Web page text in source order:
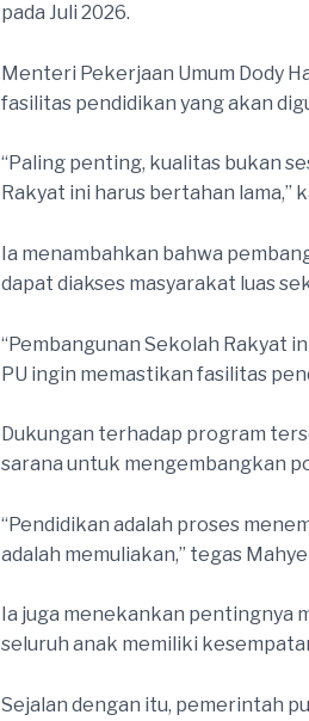
pada Juli 2026.
Menteri Pekerjaan Umum Dody
fasilitas pendidikan yang akan
“Paling penting, kualitas bukan
Rakyat ini harus bertahan lama,”
Ia menambahkan bahwa
dapat diakses masyarakat luas
“Pembangunan Sekolah Rakyat
PU ingin memastikan fasilitas
Dukungan terhadap program
sarana untuk mengembangkan
“Pendidikan adalah proses
adalah memuliakan,” tegas
Ia juga menekankan pentingnya
seluruh anak memiliki
Sejalan dengan itu, pemerintah